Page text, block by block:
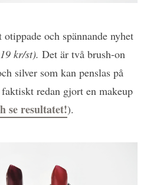
och spännande nyhet
kr/st). Det är två brush-on
silver som kan penslas på
redan gjort en makeup
se resultatet!).